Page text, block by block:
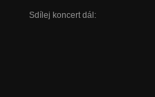
Sdílej koncert dál: